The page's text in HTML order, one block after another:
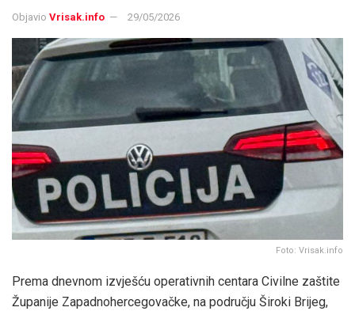
Objavio Vrisak.info 29/05/2026
Foto: Vrisak.info
Prema dnevnom izvješću operativnih centara Civilne zaštite
Županije Zapadnohercegovačke, na području Široki Brijeg,